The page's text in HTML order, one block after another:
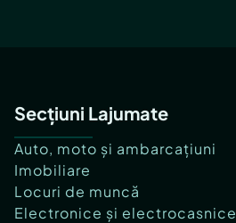
Secțiuni Lajumate
Auto, moto și ambarcațiuni
Imobiliare
Locuri de muncă
Electronice și electrocasnice